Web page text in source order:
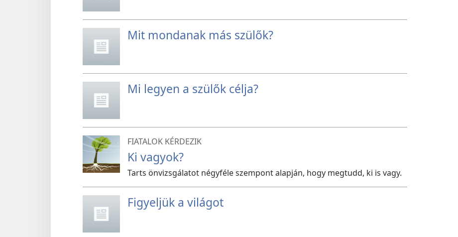
Mit mondanak más szülők?
Mi legyen a szülők célja?
FIATALOK KÉRDEZIK
Ki vagyok?
Tarts önvizsgálatot négyféle szempont alapján, hogy megtudd, ki is vagy.
Figyeljük a világot